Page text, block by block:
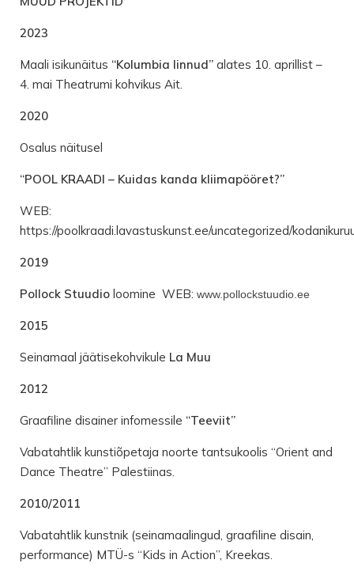
2023
Maali isikunäitus “Kolumbia linnud” alates 10. aprillist –
4. mai Theatrumi kohvikus Ait.
2020
Osalus näitusel
“POOL KRAADI – Kuidas kanda kliimapööret?”
WEB:
https://poolkraadi.lavastuskunst.ee/uncategorized/
2019
Pollock Stuudio loomine WEB: www.pollockstuudio.ee
2015
Seinamaal jäätisekohvikule La Muu
2012
Graafiline disainer infomessile “Teeviit”
Vabatahtlik kunstiõpetaja noorte tantsukoolis “Orient and
Dance Theatre” Palestiinas.
2010/2011
Vabatahtlik kunstnik (seinamaalingud, graafiline disain,
performance) MTÜ-s “Kids in Action”, Kreekas.